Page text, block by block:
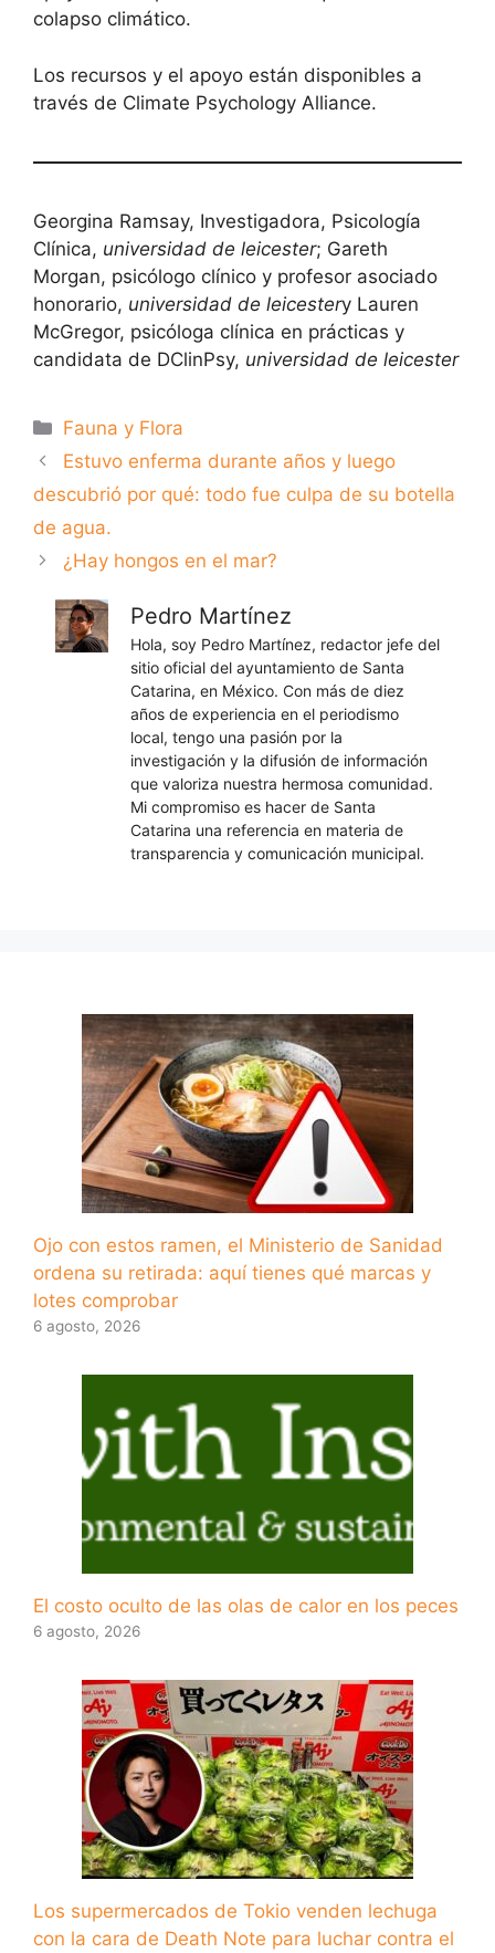
colapso climático.
Los recursos y el apoyo están disponibles a
través de Climate Psychology Alliance.
Georgina Ramsay, Investigadora, Psicología
Clínica, universidad de leicester; Gareth
Morgan, psicólogo clínico y profesor asociado
honorario, universidad de leicestery Lauren
McGregor, psicóloga clínica en prácticas y
candidata de DClinPsy, universidad de leicester
Categorías
Fauna y Flora
Estuvo enferma durante años y luego
descubrió por qué: todo fue culpa de su botella
de agua.
¿Hay hongos en el mar?
Pedro Martínez
Hola, soy Pedro Martínez, redactor jefe del
sitio oficial del ayuntamiento de Santa
Catarina, en México. Con más de diez
años de experiencia en el periodismo
local, tengo una pasión por la
investigación y la difusión de información
que valoriza nuestra hermosa comunidad.
Mi compromiso es hacer de Santa
Catarina una referencia en materia de
transparencia y comunicación municipal.
Ojo con estos ramen, el Ministerio de Sanidad
ordena su retirada: aquí tienes qué marcas y
lotes comprobar
6 agosto, 2026
El costo oculto de las olas de calor en los peces
6 agosto, 2026
Los supermercados de Tokio venden lechuga
con la cara de Death Note para luchar contra el